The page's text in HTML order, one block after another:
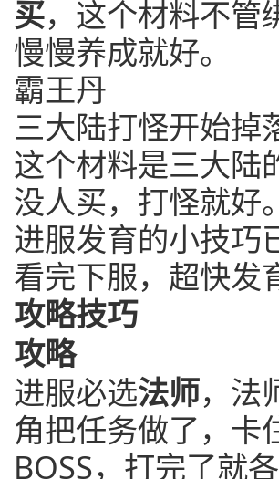
买，这个材料不管
慢慢养成就好。
霸王丹
三大陆打怪开始掉
这个材料是三大陆
没人买，打怪就好。
进服发育的小技巧
看完下服，超快发
攻略技巧
攻略
进服必选法师，法
角把任务做了，卡
BOSS，打完了就